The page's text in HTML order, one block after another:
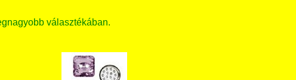
választékában.